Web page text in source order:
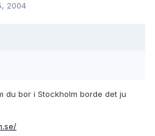
2004
du bor i Stockholm borde det ju